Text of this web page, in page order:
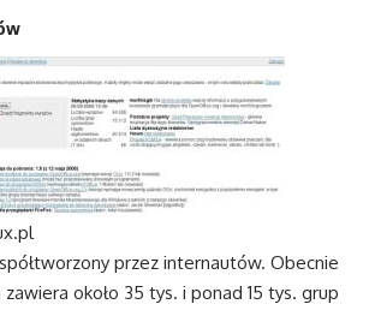
przez internautów. Obecnie
około 35 tys. i ponad 15 tys. grup